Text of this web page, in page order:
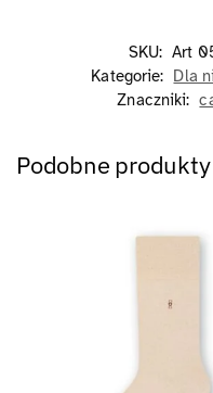
SKU: Art
Kategorie: Dla
Znaczniki:
Podobne produkty